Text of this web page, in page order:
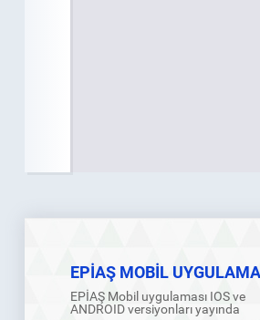
EPİAŞ MOBİL UYGULAMA
EPİAŞ Mobil uygulaması IOS ve
ANDROID versiyonları yayında